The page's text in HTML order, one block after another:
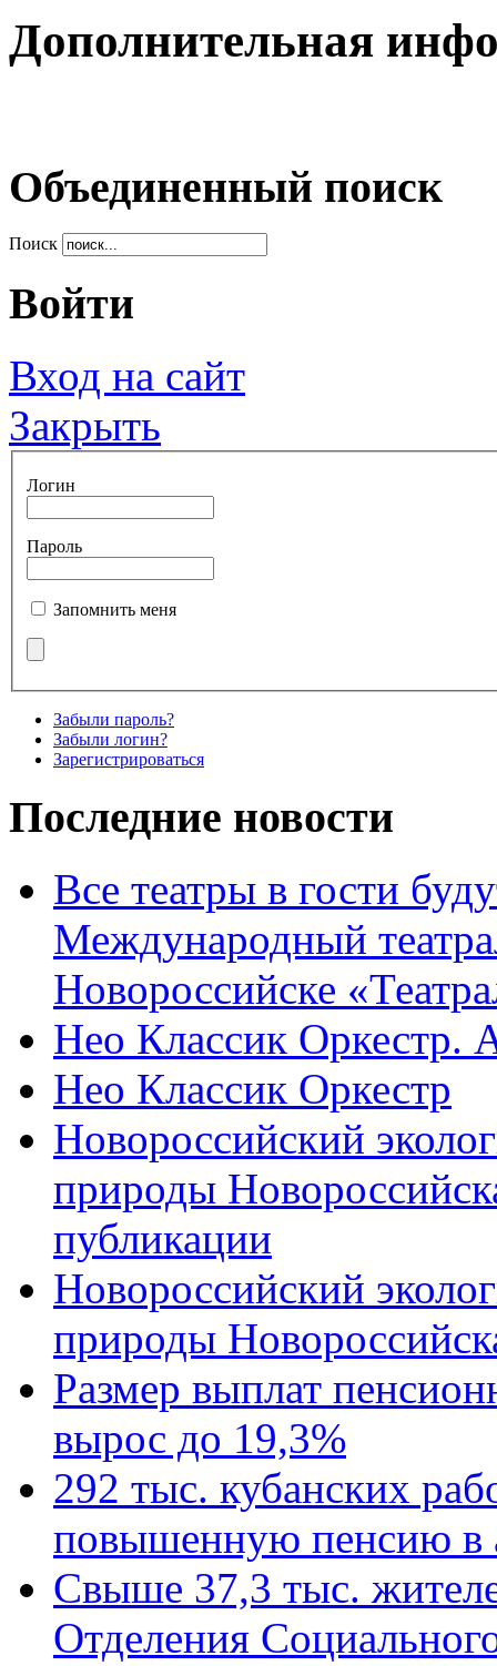
Дополнительная
Объединенный поиск
Поиск
Войти
Вход на сайт
Закрыть
Логин
Пароль
Запомнить меня
Забыли пароль?
Забыли логин?
Зарегистрироваться
Последние новости
Все театры в гости
Международный
Новороссийске
Нео Классик Оркестр.
Нео Классик Оркестр
Новороссийский
природы
публикации
Новороссийский
природы
Размер выплат
вырос до 19,3%
292 тыс. кубанских
повышенную пенсию в
Свыше 37,3 тыс.
Отделения